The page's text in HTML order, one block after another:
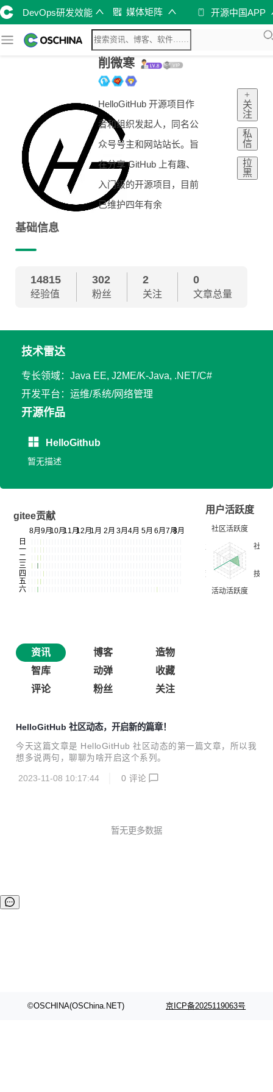
DevOps研发效能 媒体矩阵 开源中国APP
削微寒
HelloGitHub 开源项目作
者和组织发起人，同名公
众号号主和网站站长。旨
在分享 GitHub 上有趣、
入门级的开源项目，目前
已维护四年有余
+
关
注
私
信
拉
黑
基础信息
14815
经验值
302
粉丝
2
关注
0
文章总量
技术雷达
专长领域：Java EE, J2ME/K-Java, .NET/C#
开发平台：运维/系统/网络管理
开源作品
HelloGithub
暂无描述
gitee贡献
用户活跃度
资讯 博客
造物
智库
动弹
收藏
评论
粉丝 关注
HelloGitHub 社区动态，开启新的篇章！
今天这篇文章是 HelloGitHub 社区动态的第一篇文章，所以我
想多说两句，聊聊为啥开启这个系列。
2023-11-08 10:17:44 0 评论
暂无更多数据
©OSCHINA(OSChina.NET) 京ICP备2025119063号